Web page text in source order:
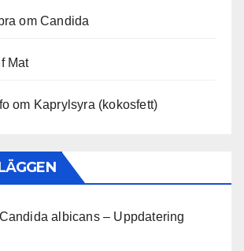
om Candida
Mat
om Kaprylsyra (kokosfett)
albicans – Uppdatering